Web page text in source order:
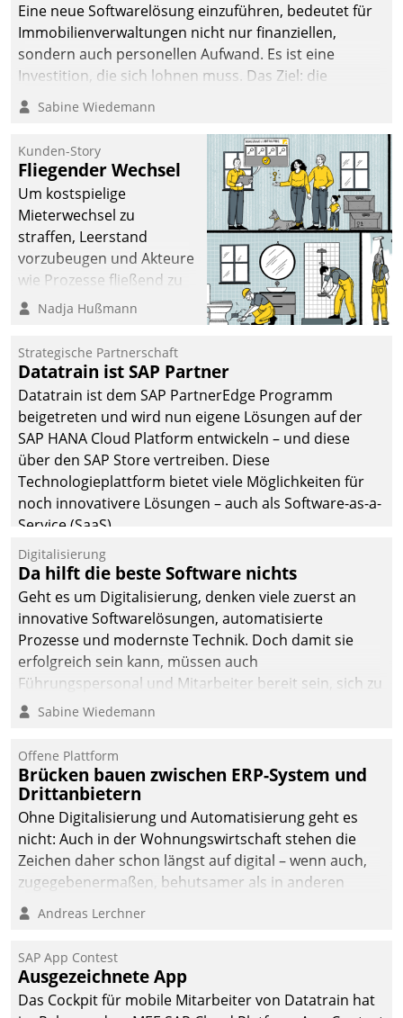
Eine neue Softwarelösung einzuführen, bedeutet für
Immobilienverwaltungen nicht nur finanziellen,
sondern auch personellen Aufwand. Es ist eine
Investition, die sich lohnen muss. Das Ziel: die
nachhaltige Optimierung der Geschäftsabläufe. Damit
dieses Ziel erreicht wird, sollten einige Grundregeln
Sabine Wiedemann
Kunden-Story
Fliegender Wechsel
Um kostspielige
Mieterwechsel zu
straffen, Leerstand
vorzubeugen und Akteure
wie Prozesse fließend zu
vernetzen, nutzt die
Jahresbeginn eine
Überblick, Einsicht und
Eingriff bietende Lösung.
Zur Entwicklung setzte
man auf
Cloudtechnologie,
bewährte und Startup-
Partner sowie erstmals
agile Projektmethoden.
Nadja Hußmann
Strategische Partnerschaft
Datatrain ist SAP Partner
Datatrain ist dem SAP PartnerEdge Programm
beigetreten und wird nun eigene Lösungen auf der
SAP HANA Cloud Platform entwickeln – und diese
über den SAP Store vertreiben. Diese
Technologieplattform bietet viele Möglichkeiten für
noch innovativere Lösungen – auch als Software-as-a-
Service (SaaS).
Digitalisierung
Da hilft die beste Software nichts
Geht es um Digitalisierung, denken viele zuerst an
innovative Softwarelösungen, automatisierte
Prozesse und modernste Technik. Doch damit sie
erfolgreich sein kann, müssen auch
Führungspersonal und Mitarbeiter bereit sein, sich zu
verändern und anzupassen, sonst werden sie an ihr
Sabine Wiedemann
Offene Plattform
Brücken bauen zwischen ERP-System und
Drittanbietern
Ohne Digitalisierung und Automatisierung geht es
nicht: Auch in der Wohnungswirtschaft stehen die
Zeichen daher schon längst auf digital – wenn auch,
zugegebenermaßen, behutsamer als in anderen
Branchen.
Andreas Lerchner
SAP App Contest
Ausgezeichnete App
Das Cockpit für mobile Mitarbeiter von Datatrain hat